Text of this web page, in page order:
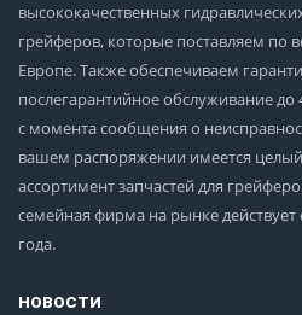
высококачественных
грейферов, которые поставляем по
Европе. Также обеспечиваем
послегарантийное обслуживание до
с момента сообщения о
вашем распоряжении имеется целый
ассортимент запчастей для
семейная фирма на рынке действует
года.
НОВОСТИ